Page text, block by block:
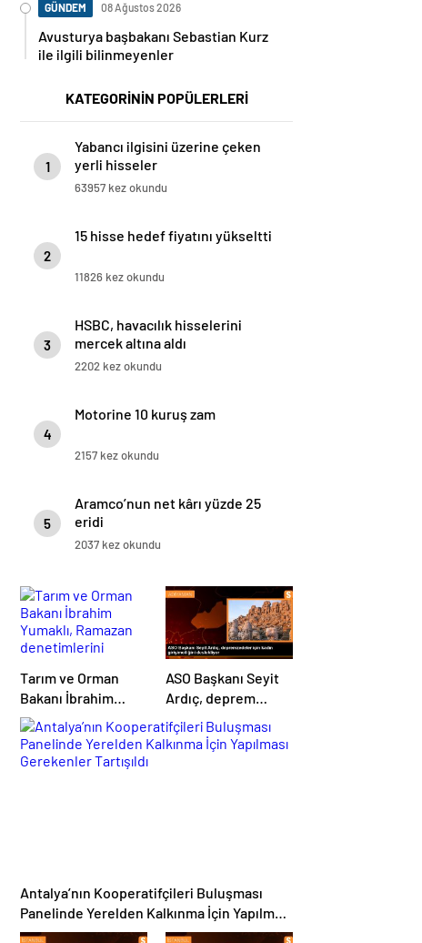
GÜNDEM 08 Ağustos 2026
Avusturya başbakanı Sebastian Kurz
ile ilgili bilinmeyenler
KATEGORİNİN POPÜLERLERİ
1
Yabancı ilgisini üzerine çeken
yerli hisseler
63957 kez okundu
2
15 hisse hedef fiyatını yükseltti
11826 kez okundu
3
HSBC, havacılık hisselerini
mercek altına aldı
2202 kez okundu
4
Motorine 10 kuruş zam
2157 kez okundu
5
Aramco’nun net kârı yüzde 25
eridi
2037 kez okundu
Tarım ve Orman
Bakanı İbrahim
Yumaklı, Ramazan
denetimlerini
sıklaştırdıklarını
ASO Başkanı Seyit
Ardıç, deprem
bölgesindeki kadın
girişimcilerin
Antalya’nın Kooperatifçileri Buluşması
Panelinde Yerelden Kalkınma İçin Yapılması
Gerekenler Tartışıldı